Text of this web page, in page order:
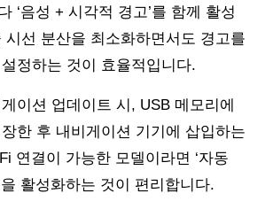
‘음성 + 시각적 경고’를 함께 활성
시선 분산을 최소화하면서도 경고를
정하는 것이 효율적입니다.
이션 업데이트 시, USB 메모리에
한 후 내비게이션 기기에 삽입하는
연결이 가능한 모델이라면 ‘자동
활성화하는 것이 편리합니다.